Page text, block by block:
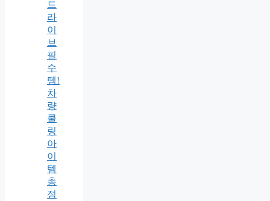
드
라
이
브
필
수
템!
차
량
쿨
링
아
이
템
총
정